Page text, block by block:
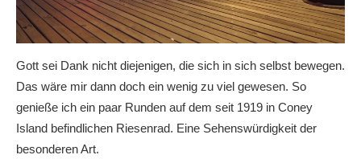
Gott sei Dank nicht diejenigen, die sich in sich selbst bewegen.
Das wäre mir dann doch ein wenig zu viel gewesen. So
genieße ich ein paar Runden auf dem seit 1919 in Coney
Island befindlichen Riesenrad. Eine Sehenswürdigkeit der
besonderen Art.